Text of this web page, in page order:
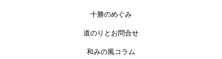
十勝のめぐみ
道のりとお問合せ
和みの風コラム